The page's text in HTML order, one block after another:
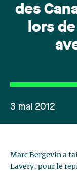
des
lors
3 mai 2012
Marc Bergevin a
Lavery, pour le